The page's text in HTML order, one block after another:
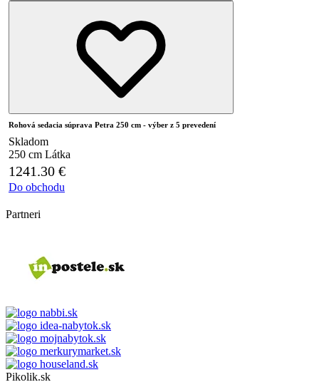
Rohová sedacia súprava Petra 250 cm - výber z 5 prevedení
Skladom
250 cm Látka
1241.30 €
Do obchodu
Partneri
Pikolik.sk